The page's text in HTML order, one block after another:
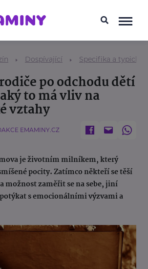
Dospívající Specifika a typické
po odchodu dětí
to má vliv na
vztahy
EMAMINY.CZ
je životním milníkem, který
pocity. Zatímco někteří se těší
možnost zaměřit se na sebe, jiní
s emocionálními výzvami a